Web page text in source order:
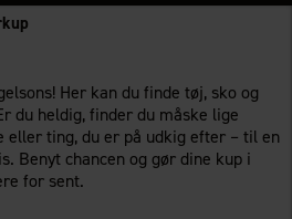
Her kan du finde tøj, sko og
du heldig, finder du måske lige
ting, du er på udkig efter – til en
Benyt chancen og gør dine kup i
for sent.